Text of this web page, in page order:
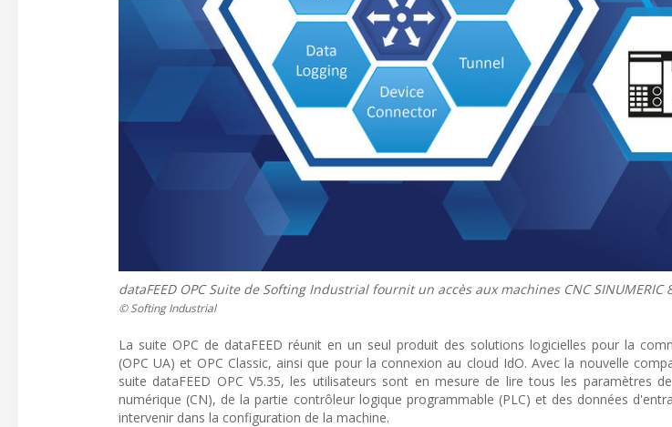
dataFEED OPC Suite de Softing Industrial fournit un accès aux machines CNC SINUMERIC
© Softing Industrial
La suite OPC de dataFEED réunit en un seul produit des solutions logicielles pour la
(OPC UA) et OPC Classic, ainsi que pour la connexion au cloud IdO. Avec la nouvelle
suite dataFEED OPC V5.35, les utilisateurs sont en mesure de lire tous les paramètres
numérique (CN), de la partie contrôleur logique programmable (PLC) et des données
intervenir dans la configuration de la machine.